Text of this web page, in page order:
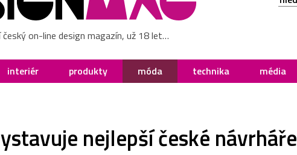
český on-line design magazín, už 18 let…
interiér produkty móda technika média
nejlepší české návrháře